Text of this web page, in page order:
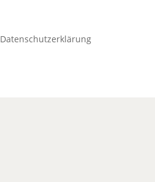
Datenschutzerklärung